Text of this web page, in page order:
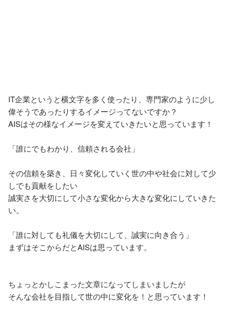
IT企業というと横文字を多く使ったり、専門家のように少し
偉そうであったりするイメージってないですか？
AISはその様なイメージを変えていきたいと思っています！
「誰にでもわかり、信頼される会社」
その信頼を築き、日々変化していく世の中や社会に対して少
しでも貢献をしたい
誠実さを大切にして小さな変化から大きな変化にしていきた
い。
「誰に対しても礼儀を大切にして、誠実に向き合う」
まずはそこからだとAISは思っています。
ちょっとかしこまった文章になってしまいましたが
そんな会社を目指して世の中に変化を！と思っています！